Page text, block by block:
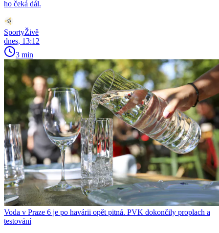
ho čeká dál.
SportyŽivě
dnes, 13:12
3 min
Voda v Praze 6 je po havárii opět pitná. PVK dokončily proplach a
testování